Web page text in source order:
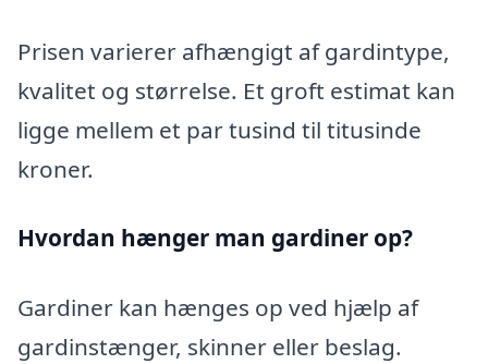
Prisen varierer afhængigt af gardintype,
kvalitet og størrelse. Et groft estimat kan
ligge mellem et par tusind til titusinde
kroner.
Hvordan hænger man gardiner op?
Gardiner kan hænges op ved hjælp af
gardinstænger, skinner eller beslag.